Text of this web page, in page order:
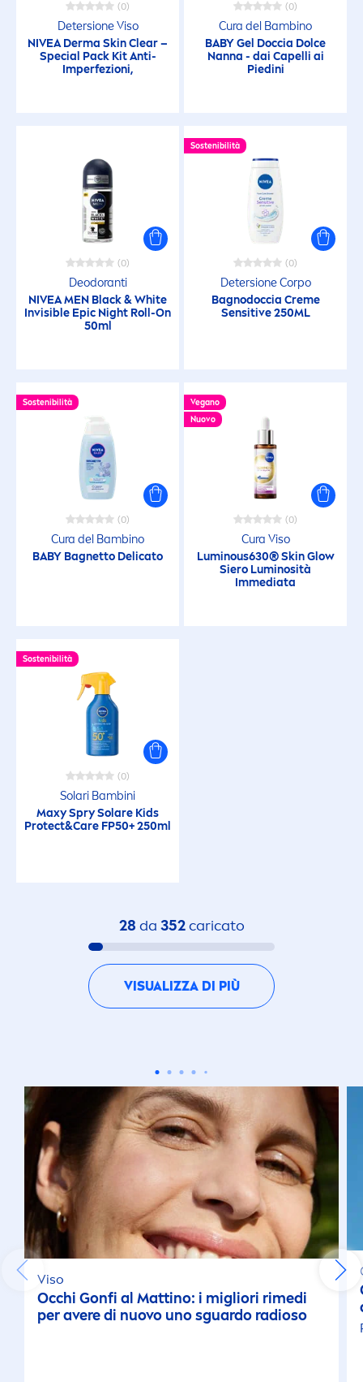
Formati viaggio (Corpo)
Formati viaggio (Deo)
Formati viaggio (Uomo)
Gel Capelli
Gel da Barba
Gel detergente
Gel Doccia
Gel Idratante
Gel per Capelli
Gel Viso
Latte Detergente
Latte Solare
Latte Solare
Latte Solare
Lozione Dopobarba
Maschere
Mousse Corpo
Mousse Doccia
Mousse per Capelli
Nebulizzatore
Olio Abbronzante
Olio Abbronzante
(0)
Detersione Viso
NIVEADerma SkinClear –
Special Pack Kit Anti-
Imperfezioni,
(0)
Cura del Bambino
BABY Gel Doccia Dolce
Nanna - dai Capelli ai
Piedini
(0)
Deodoranti
NIVEAMEN Black&White
Invisible Epic Night Roll-On
50ml
Sostenibilità
(0)
Detersione Corpo
Bagnodoccia Creme
Sensitive250ML
Sostenibilità
(0)
Cura del Bambino
BABY Bagnetto Delicato
Vegano
Nuovo
(0)
Cura Viso
Luminous630®SkinGlow
Siero Luminosità
Immediata
Sostenibilità
(0)
Solari Bambini
Maxy Spry Solare Kids
Protect&Care FP50+ 250ml
28 da 352caricato
VISUALIZZA DI PIÙ
Viso
Occhi Gonfi al Mattino: i migliori rimedi
per avere di nuovo uno sguardo radioso